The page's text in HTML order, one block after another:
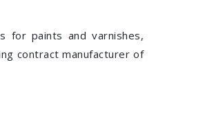
for paints and varnishes,
contract manufacturer of